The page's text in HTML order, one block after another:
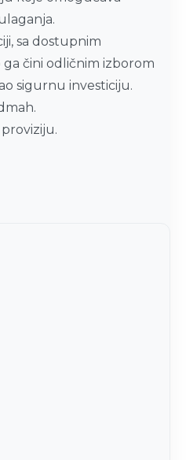
sa dostupnim
čini odličnim izborom
sigurnu investiciju.